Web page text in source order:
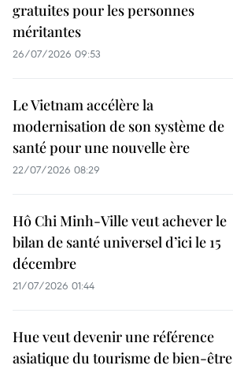
gratuites pour les personnes
méritantes
26/07/2026 09:53
Le Vietnam accélère la
modernisation de son système de
santé pour une nouvelle ère
22/07/2026 08:29
Hô Chi Minh-Ville veut achever le
bilan de santé universel d’ici le 15
décembre
21/07/2026 01:44
Hue veut devenir une référence
asiatique du tourisme de bien-être